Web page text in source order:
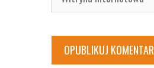
internetowa